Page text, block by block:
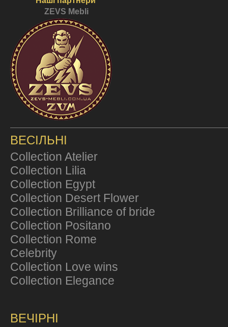
ZEVS Mebli
ВЕСІЛЬНІ
Collection Atelier
Collection Lilia
Collection Egypt
Collection Desert Flower
Collection Brilliance of bride
Collection Positano
Collection Rome
Celebrity
Collection Love wins
Collection Elegance
ВЕЧІРНІ